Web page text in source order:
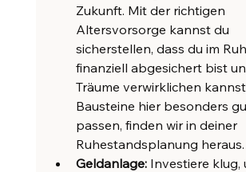
Zukunft. Mit der richtigen
Altersvorsorge kannst du
sicherstellen, dass du im
finanziell abgesichert bist
Träume verwirklichen
Bausteine hier besonders
passen, finden wir in deiner
Ruhestandsplanung heraus.
Geldanlage: Investiere klug,